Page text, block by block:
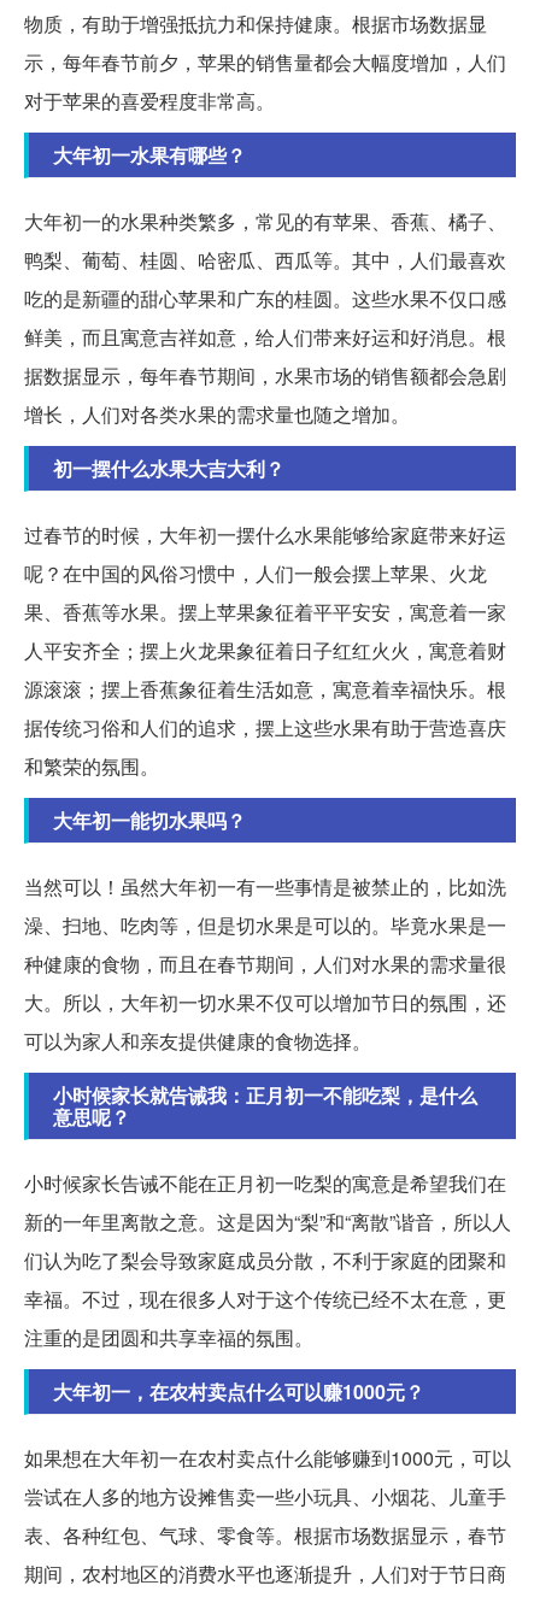
物质，有助于增强抵抗力和保持健康。根据市场数据显
示，每年春节前夕，苹果的销售量都会大幅度增加，人们
对于苹果的喜爱程度非常高。
大年初一水果有哪些？
大年初一的水果种类繁多，常见的有苹果、香蕉、橘子、
鸭梨、葡萄、桂圆、哈密瓜、西瓜等。其中，人们最喜欢
吃的是新疆的甜心苹果和广东的桂圆。这些水果不仅口感
鲜美，而且寓意吉祥如意，给人们带来好运和好消息。根
据数据显示，每年春节期间，水果市场的销售额都会急剧
增长，人们对各类水果的需求量也随之增加。
初一摆什么水果大吉大利？
过春节的时候，大年初一摆什么水果能够给家庭带来好运
呢？在中国的风俗习惯中，人们一般会摆上苹果、火龙
果、香蕉等水果。摆上苹果象征着平平安安，寓意着一家
人平安齐全；摆上火龙果象征着日子红红火火，寓意着财
源滚滚；摆上香蕉象征着生活如意，寓意着幸福快乐。根
据传统习俗和人们的追求，摆上这些水果有助于营造喜庆
和繁荣的氛围。
大年初一能切水果吗？
当然可以！虽然大年初一有一些事情是被禁止的，比如洗
澡、扫地、吃肉等，但是切水果是可以的。毕竟水果是一
种健康的食物，而且在春节期间，人们对水果的需求量很
大。所以，大年初一切水果不仅可以增加节日的氛围，还
可以为家人和亲友提供健康的食物选择。
小时候家长就告诫我：正月初一不能吃梨，是什么
意思呢？
小时候家长告诫不能在正月初一吃梨的寓意是希望我们在
新的一年里离散之意。这是因为“梨”和“离散”谐音，所以人
们认为吃了梨会导致家庭成员分散，不利于家庭的团聚和
幸福。不过，现在很多人对于这个传统已经不太在意，更
注重的是团圆和共享幸福的氛围。
大年初一，在农村卖点什么可以赚1000元？
如果想在大年初一在农村卖点什么能够赚到1000元，可以
尝试在人多的地方设摊售卖一些小玩具、小烟花、儿童手
表、各种红包、气球、零食等。根据市场数据显示，春节
期间，农村地区的消费水平也逐渐提升，人们对于节日商